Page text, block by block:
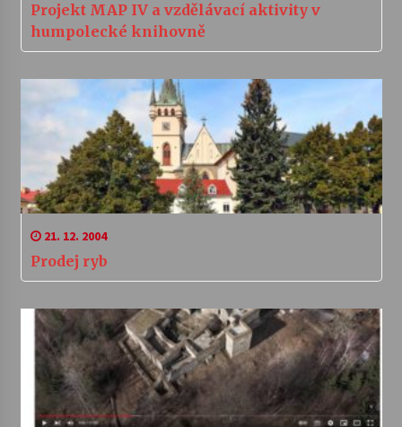
Projekt MAP IV a vzdělávací aktivity v
humpolecké knihovně
21. 12. 2004
Prodej ryb